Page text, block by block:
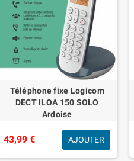
Téléphone fixe Logicom
DECT ILOA 150 SOLO
Ardoise
43,99 € AJOUTER